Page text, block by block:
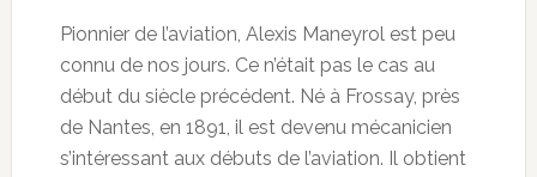
Pionnier de l’aviation, Alexis Maneyrol est peu
connu de nos jours. Ce n’était pas le cas au
début du siècle précédent. Né à Frossay, près
de Nantes, en 1891, il est devenu mécanicien
s’intéressant aux débuts de l’aviation. Il obtient